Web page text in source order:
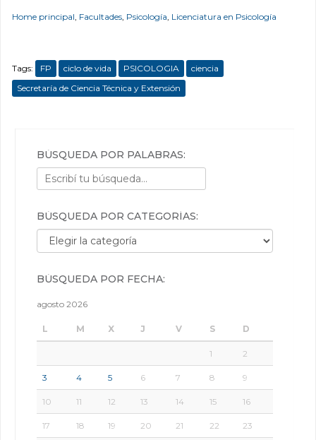
Home principal Facultades Psicología Licenciatura en Psicología
Tags: FP ciclo de vida PSICOLOGIA
ciencia
Secretaría de Ciencia Técnica y Extensión
BÚSQUEDA POR PALABRAS:
BÚSQUEDA POR CATEGORÍAS:
Búsqueda por categorías:
BÚSQUEDA POR FECHA:
agosto 2026
L M X J V S D
1 2
3 4 5 6 7 8 9
10 11 12 13 14 15 16
17 18 19 20 21 22 23